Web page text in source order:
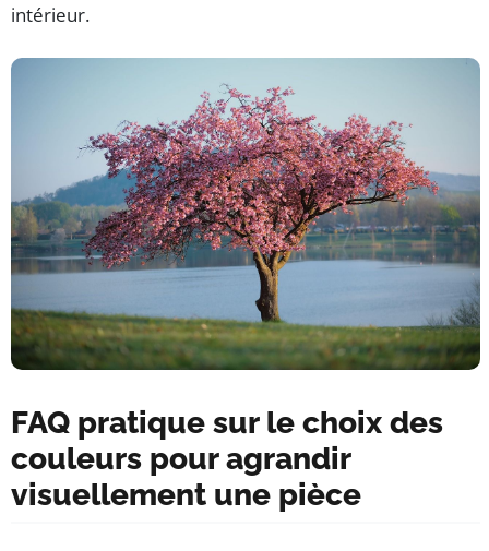
intérieur.
FAQ pratique sur le choix des
couleurs pour agrandir
visuellement une pièce